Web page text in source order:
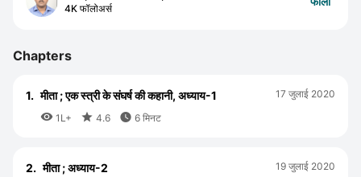
4K फॉलोअर्स
Chapters
1. मीता ; एक स्त्री के संघर्ष की कहानी, अध्याय-1
 1L+  4.6  6 मिनट
17 जुलाई 2020
2. मीता ; अध्याय-2 19 जुलाई 2020